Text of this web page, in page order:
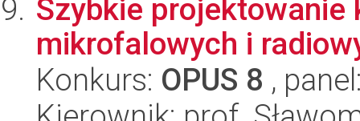
Szybkie
mikrofalowych i
Konkurs: OPUS 8 ,